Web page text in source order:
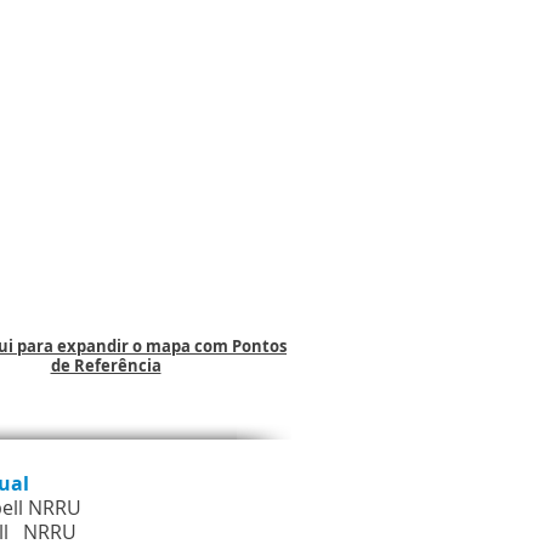
para expandir o mapa com Pontos
de Referência
NRRU
NRRU